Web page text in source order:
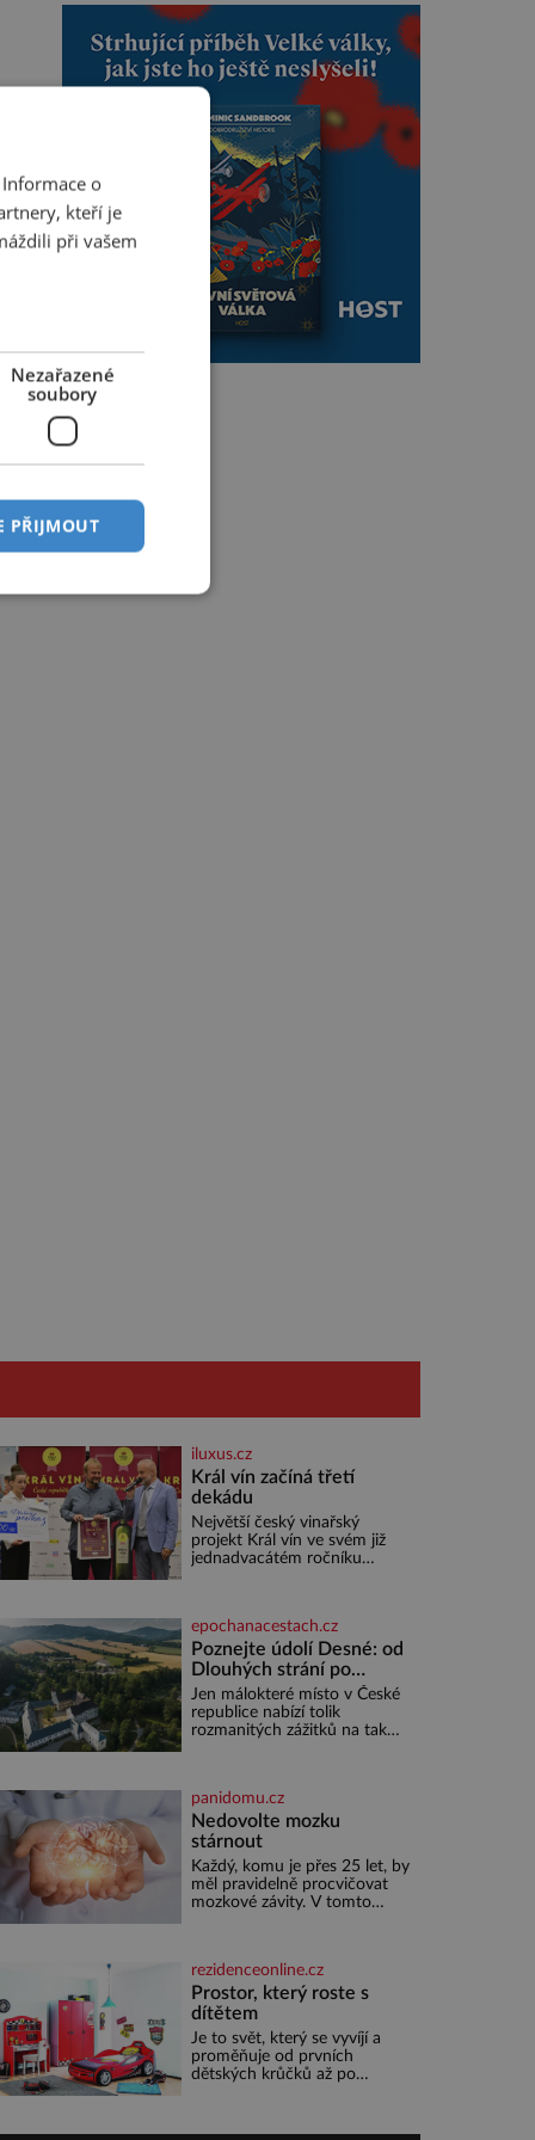
iluxus.cz
Král vín začíná třetí
dekádu
Největší český vinařský
projekt Král vín ve svém již
jednadvacátém ročníku
od 157 vinařů. Král vín, který
se – i pře
epochanacestach.cz
Poznejte údolí Desné: od
Dlouhých strání po
termální prameny
Jen málokteré místo v České
republice nabízí tolik
rozmanitých zážitků na tak
nahlédnout do útrob jedné z
nejvýznamnějších vodních
elektráren v Evropě, vydat se
na horské hřebeny, projet se
na koloběžce a den zakončit
poznáváním památek ve
Velkých Losinách nebo v
panidomu.cz
Nedovolte mozku
stárnout
Každý, komu je přes 25 let, by
měl pravidelně procvičovat
mozkové závity. V tomto
na jméno kolegy z práce.
Nebo marně v paměti lovíte
název knížky, kterou jste
nedávno přečetli. Je to
opravdu tak, s věkem jako
kdyby se paměť rozhodla
stávkovat. Cvičte
rezidenceonline.cz
Prostor, který roste s
dítětem
Je to svět, který se vyvíjí a
proměňuje od prvních
dětských krůčků až po
o
kteří je
při vašem
Nezařazené
soubory
PŘIJMOUT